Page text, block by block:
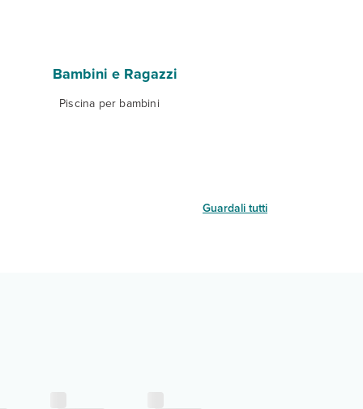
Bambini e Ragazzi
Piscina per bambini
Guardali tutti